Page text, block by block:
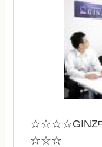
☆☆☆☆GINZ中
☆☆☆